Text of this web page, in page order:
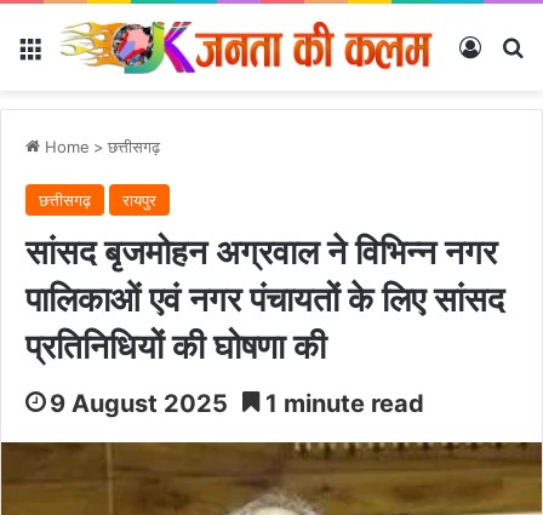
Menu Log In
Home > छत्तीसगढ़
छत्तीसगढ़ रायपुर
सांसद बृजमोहन अग्रवाल ने विभिन्न नगर
पालिकाओं एवं नगर पंचायतों के लिए सांसद
प्रतिनिधियों की घोषणा की
9 August 2025 1 minute read